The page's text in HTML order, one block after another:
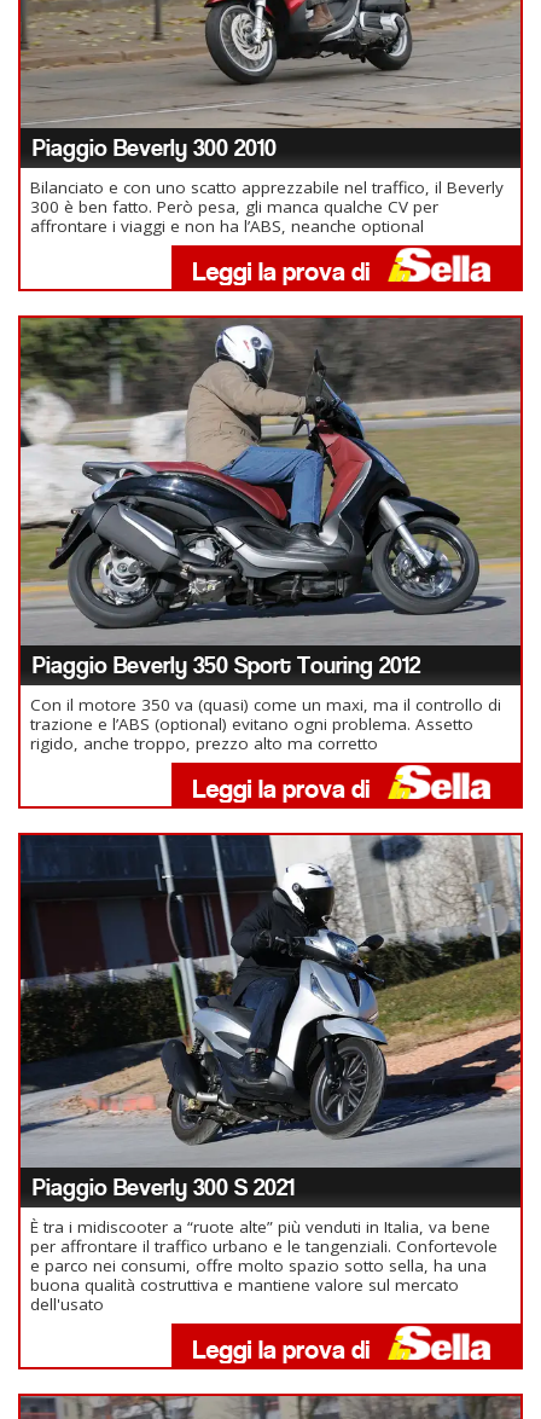
Piaggio Beverly 300 2010
Bilanciato e con uno scatto apprezzabile nel traffico, il Beverly
300 è ben fatto. Però pesa, gli manca qualche CV per
affrontare i viaggi e non ha l’ABS, neanche optional
Piaggio Beverly 350 Sport Touring 2012
Con il motore 350 va (quasi) come un maxi, ma il controllo di
trazione e l’ABS (optional) evitano ogni problema. Assetto
rigido, anche troppo, prezzo alto ma corretto
Piaggio Beverly 300 S 2021
È tra i midiscooter a “ruote alte” più venduti in Italia, va bene
per affrontare il traffico urbano e le tangenziali. Confortevole
e parco nei consumi, offre molto spazio sotto sella, ha una
buona qualità costruttiva e mantiene valore sul mercato
dell'usato